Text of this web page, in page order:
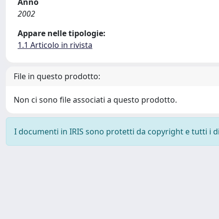
2002
Appare nelle tipologie:
1.1 Articolo in rivista
File in questo prodotto:
Non ci sono file associati a questo prodotto.
I documenti in IRIS sono protetti da copyright e tutti i